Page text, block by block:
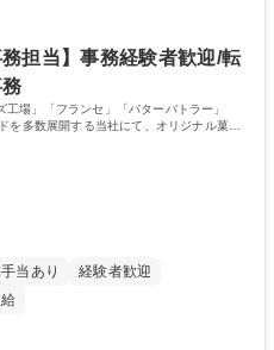
勤務可】
ッド勤務、時短勤務など個々のラ
能です。育児や介護との両立も応
学院 大学 語学力： 資格：
担当】事務経験者歓迎/転
工場」「フランセ」「バターバトラー」
を多数展開する当社にて、オリジナル菓子
当あり
経験者歓迎